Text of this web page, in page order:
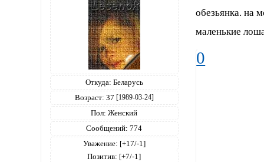
Откуда: Беларусь
Возраст: 37 [1989-03-24]
Пол: Женский
Сообщений: 774
Уважение: [+17/-1]
Позитив: [+7/-1]
обезьянка. на
маленькие
0